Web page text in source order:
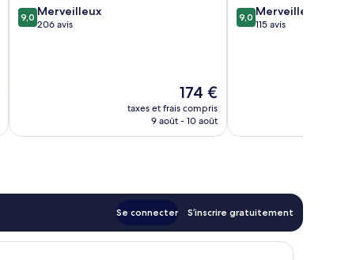
9.0
sur
9,0 Merveilleux
206 avis
Le
nouveau
prix
174 €
taxes et frais compris
9 août - 10 août
9.0
sur
9,0 Merveilleux
115 avis
Se connecter S’inscrire gratuitement